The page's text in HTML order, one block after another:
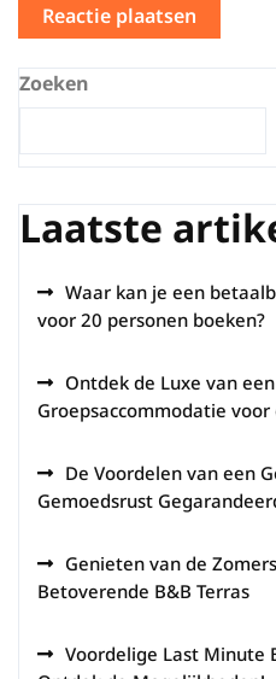
Zoeken
Laatste
Waar kan je een
voor 20 personen boeken?
Ontdek de Luxe van
Groepsaccommodatie
De Voordelen van een
Gemoedsrust
Genieten van de
Betoverende B&B Terras
Voordelige Last Minute